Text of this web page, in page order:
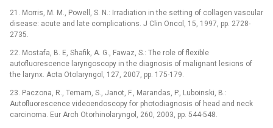
21. Morris, M. M., Powell, S. N.: Irradiation in the setting of collagen vascular
disease: acute and late complications. J Clin Oncol, 15, 1997, pp. 2728-
2735.
22. Mostafa, B. E, Shafik, A. G., Fawaz, S.: The role of flexible
autofluorescence laryngoscopy in the diagnosis of malignant lesions of
the larynx. Acta Otolaryngol, 127, 2007, pp. 175-179.
23. Paczona, R., Temam, S., Janot, F., Marandas, P., Luboinski, B.:
Autofluorescence videoendoscopy for photodiagnosis of head and neck
carcinoma. Eur Arch Otorhinolaryngol, 260, 2003, pp. 544-548.